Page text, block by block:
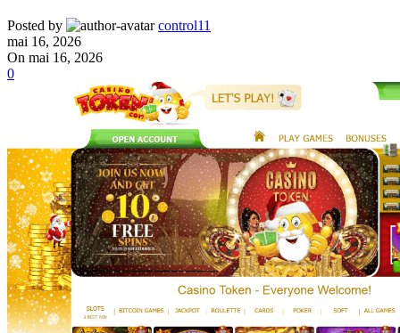
Posted by
control11
mai 16, 2026
On mai 16, 2026
0